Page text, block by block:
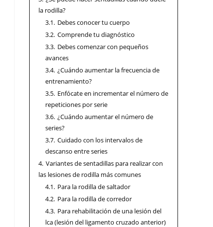
la rodilla?
3.1. Debes conocer tu cuerpo
3.2. Comprende tu diagnóstico
3.3. Debes comenzar con pequeños
avances
3.4. ¿Cuándo aumentar la frecuencia de
entrenamiento?
3.5. Enfócate en incrementar el número de
repeticiones por serie
3.6. ¿Cuándo aumentar el número de
series?
3.7. Cuidado con los intervalos de
descanso entre series
4. Variantes de sentadillas para realizar con
las lesiones de rodilla más comunes
4.1. Para la rodilla de saltador
4.2. Para la rodilla de corredor
4.3. Para rehabilitación de una lesión del
lca (lesión del ligamento cruzado anterior)